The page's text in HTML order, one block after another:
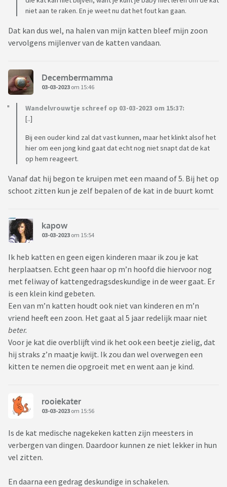
niet aan te raken. En je weet nu dat het fout kan gaan.
Dat kan dus wel, na halen van mijn katten bleef mijn zoon
vervolgens mijlenver van de katten vandaan.
Decembermamma
03-03-2023 om 15:46
Wandelvrouwtje schreef op 03-03-2023 om 15:37:
[..]
Bij een ouder kind zal dat vast kunnen, maar het klinkt alsof het
hier om een jong kind gaat dat echt nog niet snapt dat de kat
op hem reageert.
Vanaf dat hij begon te kruipen met een maand of 5. Bij het op
schoot zitten kun je zelf bepalen of de kat in de buurt komt
kapow
03-03-2023 om 15:54
Ik heb katten en geen eigen kinderen maar ik zou je kat
herplaatsen. Echt geen haar op m’n hoofd die hiervoor nog
met feliway of kattengedragsdeskundige in de weer gaat. Er
is een klein kind gebeten.
Een van m’n katten houdt ook niet van kinderen en m’n
vriend heeft een zoon. Het gaat al 5 jaar redelijk maar niet
beter.
Voor je kat die overblijft vind ik het ook een beetje zielig, dat
hij straks z’n maatje kwijt. Ik zou dan wel overwegen een
kitten te nemen die opgroeit met en went aan je kind.
rooiekater
03-03-2023 om 15:56
Is de kat medische nagekeken katten zijn meesters in
verbergen van dingen. Daardoor kunnen ze niet lekker in hun
vel zitten.
En daarna een gedrag deskundige in schakelen.